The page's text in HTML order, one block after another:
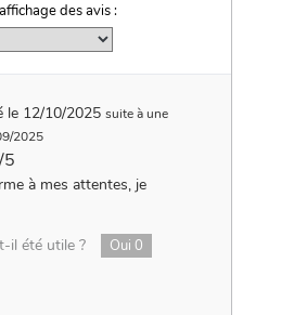
des avis :
le 12/10/2025 suite à une
2025
5
à mes attentes, je
il été utile ?
Oui 0